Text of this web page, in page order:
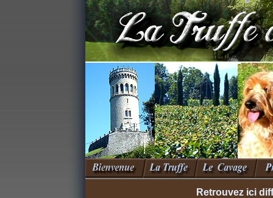
Retrouvez ici